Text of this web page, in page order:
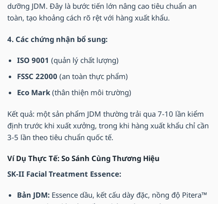
dưỡng JDM. Đây là bước tiến lớn nâng cao tiêu chuẩn an
toàn, tạo khoảng cách rõ rệt với hàng xuất khẩu.
4. Các chứng nhận bổ sung:
ISO 9001 (quản lý chất lượng)
FSSC 22000 (an toàn thực phẩm)
Eco Mark(thân thiện môi trường)
Kết quả: một sản phẩm JDM thường trải qua 7-10 lần kiểm
định trước khi xuất xưởng, trong khi hàng xuất khẩu chỉ cần
3-5 lần theo tiêu chuẩn quốc tế.
Ví Dụ Thực Tế: So Sánh Cùng Thương Hiệu
SK-II Facial Treatment Essence:
Bản JDM:Essence dầu, kết cấu dày đặc, nồng độ Pitera™